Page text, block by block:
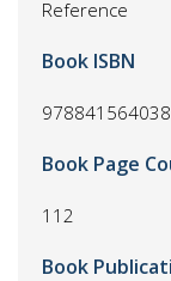
Reference
Book ISBN
Book Page
112
Book